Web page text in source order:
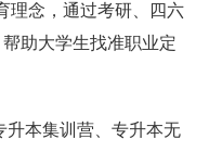
理念，通过考研、四六
助大学生找准职业定
升本集训营、专升本无